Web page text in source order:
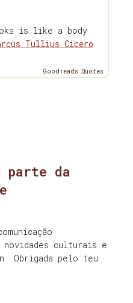
is like a body
Tullius Cicero
Goodreads Quotes
parte da
novidades culturais e
Obrigada pelo teu